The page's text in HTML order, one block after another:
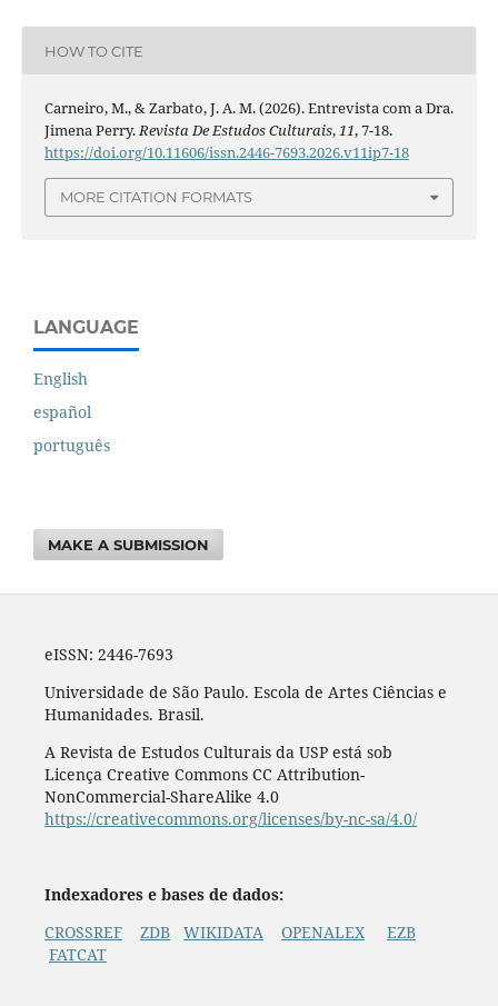
HOW TO CITE
Carneiro, M., & Zarbato, J. A. M. (2026). Entrevista com a Dra.
Jimena Perry.Revista De Estudos Culturais,11, 7-18.
https://doi.org/10.11606/issn.2446-7693.2026.v11ip7-18
MORE CITATION FORMATS
LANGUAGE
English
español
português
MAKE A SUBMISSION
eISSN: 2446-7693
Universidade de São Paulo. Escola de Artes Ciências e
Humanidades. Brasil.
A Revista de Estudos Culturais da USP está sob
Licença Creative Commons CC Attribution-
NonCommercial-ShareAlike 4.0
https://creativecommons.org/licenses/by-nc-sa/4.0/
Indexadores e bases de dados:
CROSSREF
ZDB WIKIDATA OPENALEX
EZB
FATCAT